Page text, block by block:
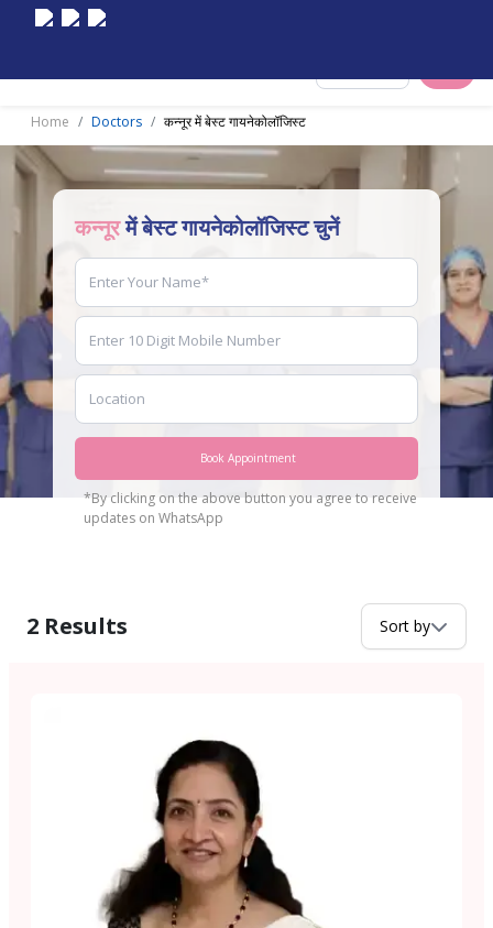
Home Doctors कन्नूर में बेस्ट गायनेकोलॉजिस्ट
कन्नूरमें बेस्ट गायनेकोलॉजिस्ट चुनें
Book Appointment
*By clicking on the above button you agree to receive
updates on WhatsApp
2 Results Sort by